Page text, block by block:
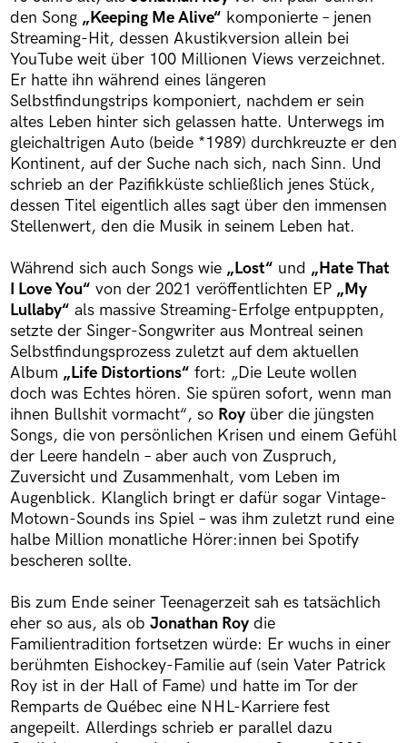
den Song „Keeping Me Alive“ komponierte – jenen
Streaming-Hit, dessen Akustikversion allein bei
YouTube weit über 100 Millionen Views verzeichnet.
Er hatte ihn während eines längeren
Selbstfindungstrips komponiert, nachdem er sein
altes Leben hinter sich gelassen hatte. Unterwegs im
gleichaltrigen Auto (beide *1989) durchkreuzte er den
Kontinent, auf der Suche nach sich, nach Sinn. Und
schrieb an der Pazifikküste schließlich jenes Stück,
dessen Titel eigentlich alles sagt über den immensen
Stellenwert, den die Musik in seinem Leben hat.
Während sich auch Songs wie „Lost“ und „Hate That
I Love You“ von der 2021 veröffentlichten EP „My
Lullaby“ als massive Streaming-Erfolge entpuppten,
setzte der Singer-Songwriter aus Montreal seinen
Selbstfindungsprozess zuletzt auf dem aktuellen
Album „Life Distortions“ fort: „Die Leute wollen
doch was Echtes hören. Sie spüren sofort, wenn man
ihnen Bullshit vormacht“, so Royüber die jüngsten
Songs, die von persönlichen Krisen und einem Gefühl
der Leere handeln – aber auch von Zuspruch,
Zuversicht und Zusammenhalt, vom Leben im
Augenblick. Klanglich bringt er dafür sogar Vintage-
Motown-Sounds ins Spiel – was ihm zuletzt rund eine
halbe Million monatliche Hörer:innen bei Spotify
bescheren sollte.
Bis zum Ende seiner Teenagerzeit sah es tatsächlich
eher so aus, als ob Jonathan Roydie
Familientradition fortsetzen würde: Er wuchs in einer
berühmten Eishockey-Familie auf (sein Vater Patrick
Roy ist in der Hall of Fame) und hatte im Tor der
Remparts de Québec eine NHL-Karriere fest
angepeilt. Allerdings schrieb er parallel dazu